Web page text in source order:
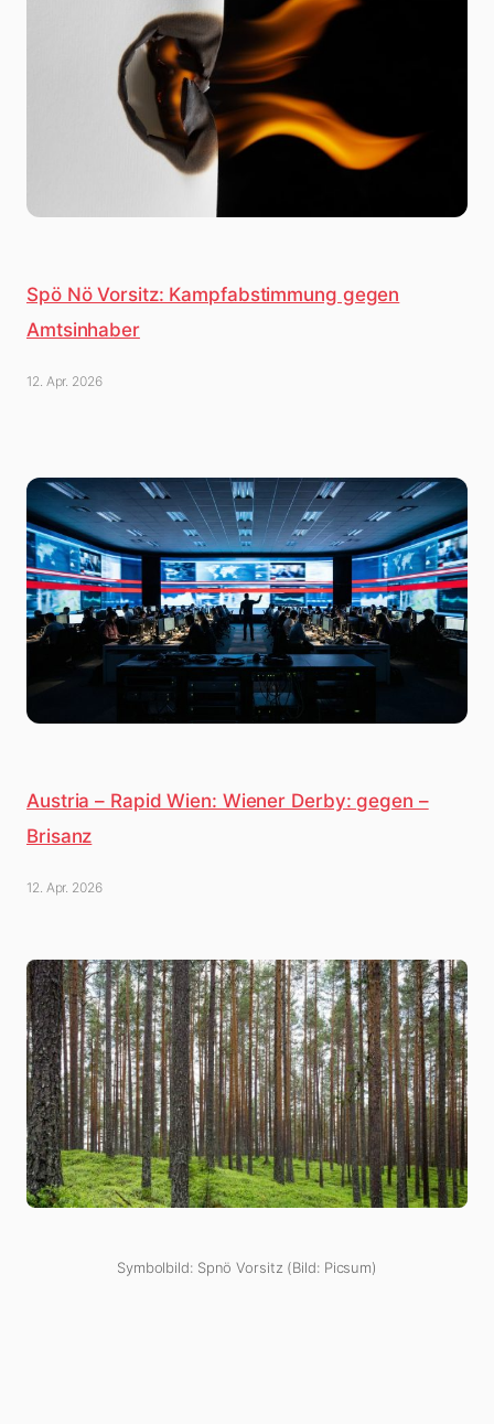
Spö Nö Vorsitz: Kampfabstimmung gegen
Amtsinhaber
12. Apr. 2026
Austria – Rapid Wien: Wiener Derby: gegen –
Brisanz
12. Apr. 2026
Symbolbild: Spnö Vorsitz (Bild: Picsum)